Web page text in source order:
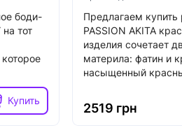
Топ
боди-
тот
Купить
Предлагаем
PASSION AKITA
изделия сочетает
материла: фатин и
насыщенный
2519 грн